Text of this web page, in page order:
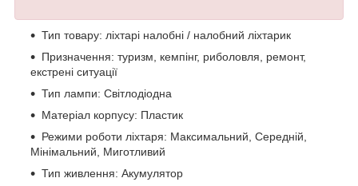
Тип товару: ліхтарі налобні / налобний ліхтарик
Призначення: туризм, кемпінг, риболовля, ремонт,
екстрені ситуації
Тип лампи: Світлодіодна
Матеріал корпусу: Пластик
Режими роботи ліхтаря: Максимальний, Середній,
Мінімальний, Миготливий
Тип живлення: Акумулятор